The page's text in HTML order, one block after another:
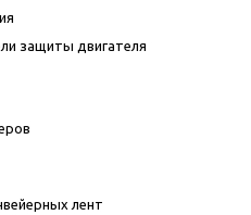
защиты двигателя
лент